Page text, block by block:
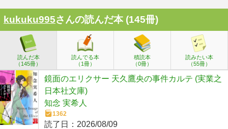
kukuku995さんの読んだ本 (145冊)
読んだ本
（145冊）
読んでる本
（1冊）
積読本
（0冊）
読みたい本
（55冊）
鏡面のエリクサー 天久鷹央の事件カルテ (実業之
日本社文庫)
知念 実希人
1362
読了日： 2026/08/09